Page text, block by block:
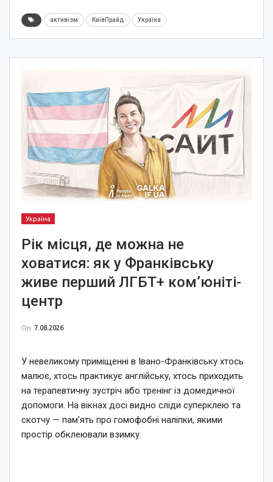
активізм КиївПрайд Україна
Україна
Рік місця, де можна не
ховатися: як у Франківську
живе перший ЛГБТ+ ком’юніті-
центр
On 7.08.2026
У невеликому приміщенні в Івано-Франківську хтось
малює, хтось практикує англійську, хтось приходить
на терапевтичну зустріч або тренінг із домедичної
допомоги. На вікнах досі видно сліди суперклею та
скотчу — пам’ять про гомофобні наліпки, якими
простір обклеювали взимку.